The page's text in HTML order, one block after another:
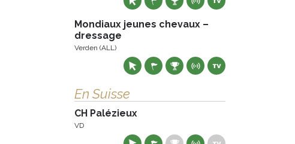
Mondiaux jeunes chevaux –
dressage
Verden (ALL)
En Suisse
CH Palézieux
VD